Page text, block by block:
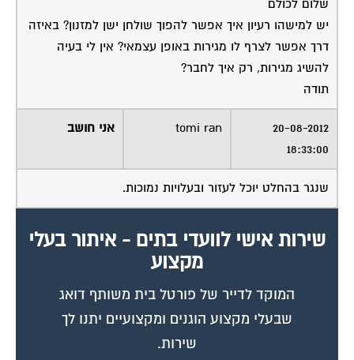
יש למישהו רעיון איך אפשר להפוך שולחן ישן למזנון? באיזה
דרך אפשר לצרף לו מגירות באופן עצמאי? אין לי בעיה
להשיג מגירות, רק איך לחבר?
תודה
20-08-2012
18:33:00
tomi ran אני חושב
שנגר בהחלט יוכל לעזור ובעלויות נמוכות.
מקצוע
המוקד לדייר של פורטל בית משותף דואג
שבעלי מקצוע הוגנים ומקצועיים יתנו לך
שירות.
מלא את הטופס אולחץ לשליחת הודעת